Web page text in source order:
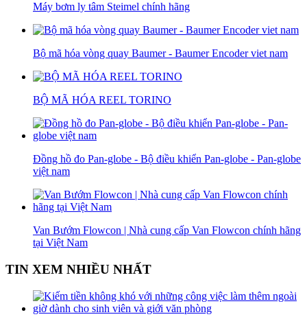
Máy bơm ly tâm Steimel chính hãng
Bộ mã hóa vòng quay Baumer - Baumer Encoder viet nam
BỘ MÃ HÓA REEL TORINO
Đồng hồ đo Pan-globe - Bộ điều khiển Pan-globe - Pan-globe
việt nam
Van Bướm Flowcon | Nhà cung cấp Van Flowcon chính hãng
tại Việt Nam
TIN XEM NHIỀU NHẤT